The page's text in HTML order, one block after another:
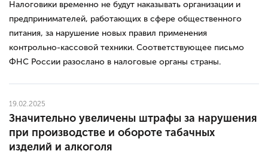
Налоговики временно не будут наказывать организации и
предпринимателей, работающих в сфере общественного
питания, за нарушение новых правил применения
контрольно-кассовой техники. Соответствующее письмо
ФНС России разослано в налоговые органы страны.
19.02.2025
Значительно увеличены штрафы за нарушения
при производстве и обороте табачных
изделий и алкоголя